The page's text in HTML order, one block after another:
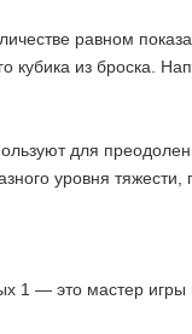
равном
кубика из броска.
для
уровня
1 — это мастер игры